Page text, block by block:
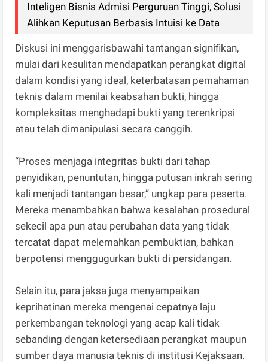
Inteligen Bisnis Admisi Perguruan Tinggi, Solusi
Alihkan Keputusan Berbasis Intuisi ke Data
Diskusi ini menggarisbawahi tantangan signifikan,
mulai dari kesulitan mendapatkan perangkat digital
dalam kondisi yang ideal, keterbatasan pemahaman
teknis dalam menilai keabsahan bukti, hingga
kompleksitas menghadapi bukti yang terenkripsi
atau telah dimanipulasi secara canggih.
“Proses menjaga integritas bukti dari tahap
penyidikan, penuntutan, hingga putusan inkrah sering
kali menjadi tantangan besar,” ungkap para peserta.
Mereka menambahkan bahwa kesalahan prosedural
sekecil apa pun atau perubahan data yang tidak
tercatat dapat melemahkan pembuktian, bahkan
berpotensi menggugurkan bukti di persidangan.
Selain itu, para jaksa juga menyampaikan
keprihatinan mereka mengenai cepatnya laju
perkembangan teknologi yang acap kali tidak
sebanding dengan ketersediaan perangkat maupun
sumber daya manusia teknis di institusi Kejaksaan.